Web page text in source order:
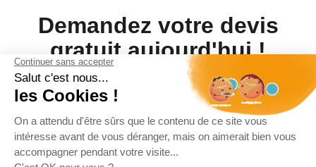
Demandez votre devis
gratuit aujourd'hui !
Laissez-nous vos coordonnées et nous vous contacterons
sous 24 heures.